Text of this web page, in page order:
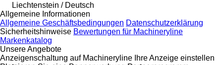
Liechtenstein / Deutsch
Allgemeine Informationen
Allgemeine Geschäftsbedingungen Datenschutzerklärung
Sicherheitshinweise Bewertungen für Machineryline
Markenkatalog
Unsere Angebote
Anzeigenschaltung auf Machineryline Ihre Anzeige einstellen